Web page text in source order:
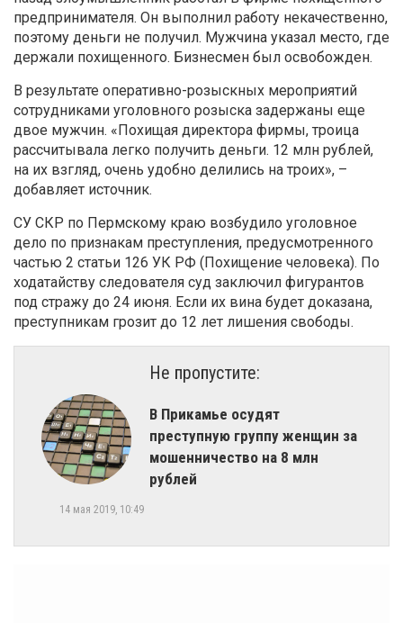
предпринимателя. Он выполнил работу некачественно,
поэтому деньги не получил. Мужчина указал место, где
держали похищенного. Бизнесмен был освобожден.
В результате оперативно-розыскных мероприятий
сотрудниками уголовного розыска задержаны еще
двое мужчин. «Похищая директора фирмы, троица
рассчитывала легко получить деньги. 12 млн рублей,
на их взгляд, очень удобно делились на троих», –
добавляет источник.
СУ СКР по Пермскому краю возбудило уголовное
дело по признакам преступления, предусмотренного
частью 2 статьи 126 УК РФ (Похищение человека). По
ходатайству следователя суд заключил фигурантов
под стражу до 24 июня. Если их вина будет доказана,
преступникам грозит до 12 лет лишения свободы.
Не пропустите:
В Прикамье осудят
преступную группу женщин за
мошенничество на 8 млн
рублей
14 мая 2019, 10:49